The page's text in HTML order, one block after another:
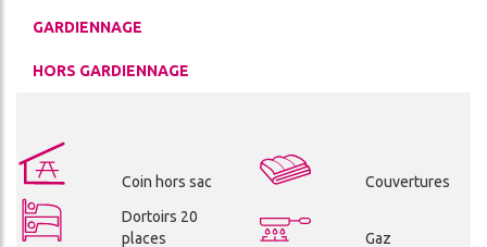
GARDIENNAGE
HORS GARDIENNAGE
Coin hors sac
Couvertures
Dortoirs 20
places
Gaz